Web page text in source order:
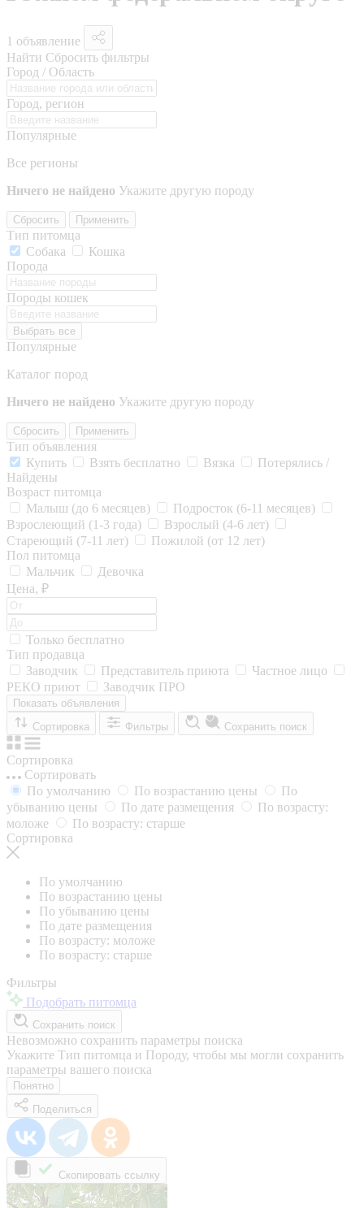
1 объявление
Найти Сбросить фильтры
Город / Область
Город, регион
Популярные
Все регионы
Ничего не найдено Укажите другую породу
Сбросить Применить
Тип питомца
Собака
Кошка
Порода
Породы кошек
Выбрать все
Популярные
Каталог пород
Ничего не найдено Укажите другую породу
Сбросить Применить
Тип объявления
Купить
Взять бесплатно Вязка
Потерялись /
Найдены
Возраст питомца
Малыш (до 6 месяцев)
Подросток (6-11 месяцев)
Взрослеющий (1-3 года)
Взрослый (4-6 лет)
Стареющий (7-11 лет)
Пожилой (от 12 лет)
Пол питомца
Мальчик
Девочка
Цена, ₽
Только бесплатно
Тип продавца
Заводчик
Представитель приюта
Частное лицо
РЕКО приют
Заводчик ПРО
Показать объявления
Сортировка
Фильтры Сохранить поиск
Сортировка
Сортировать
По умолчанию
По возрастанию цены
По
убыванию цены
По дате размещения
По возрасту:
моложе
По возрасту: старше
Сортировка
По умолчанию
По возрастанию цены
По убыванию цены
По дате размещения
По возрасту: моложе
По возрасту: старше
Фильтры
Подобрать питомца
Сохранить поиск
Невозможно сохранить параметры поиска
Укажите Тип питомца и Породу, чтобы мы могли сохранить
параметры вашего поиска
Понятно
Поделиться
Скопировать ссылку